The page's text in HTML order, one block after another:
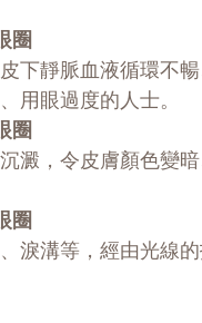
圈
下靜脈血液循環不
用眼過度的人士。
圈
澱，令皮膚顏色變
圈
淚溝等，經由光線